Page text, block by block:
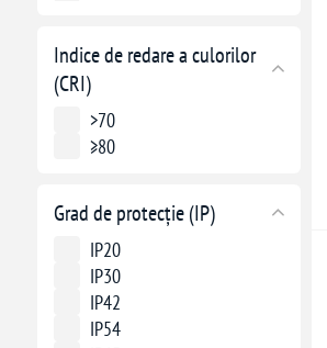
390 lm
7 lm
800 lm
Indice de redare a culorilor
(CRI)
>70
≥80
Grad de protecție (IP)
IP20
IP30
IP42
IP54